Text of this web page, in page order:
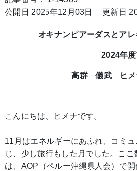
公開日 2025年12月03日
更新日
オキナンピアーダスとア
2024年
高群 儀武 ヒメ
こんにちは、ヒメナです。
11月はエネルギーにあふれ、コミ
じ、少し旅行もした月でした。ここ
は、AOP（ペルー沖縄県人会）で